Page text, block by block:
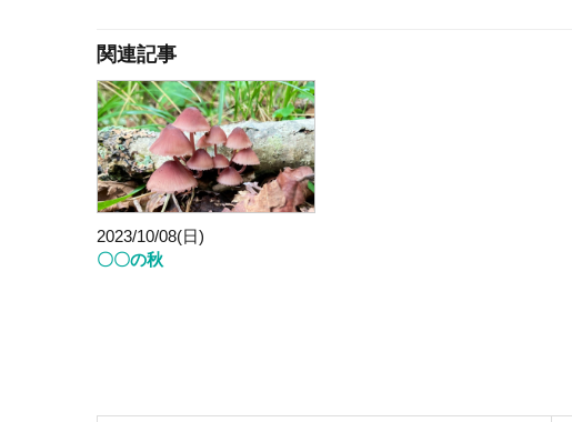
関連記事
2023/10/08(日)
〇〇の秋